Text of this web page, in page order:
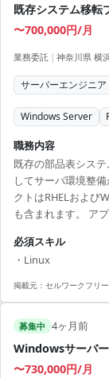
既存システム移転
〜700,000円/月
業務委託 | 神奈川県 横
サーバーエンジニア
Windows Server
職務内容
既存の部品表シス
してサーバ環境整
クトはRHELおよび
も含まれます。 ア
に精通した技術者と
豊富な経験を積む
務推進が期待される
必須スキル
・Linux
掲載元： セルワークフリ
募集中 4ヶ月前
Windowsサーバ
〜730,000円/月